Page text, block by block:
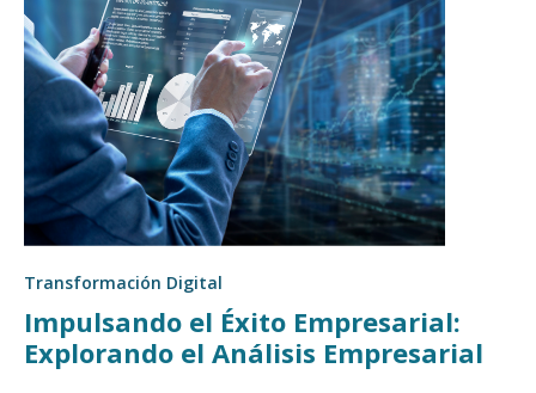
Transformación Digital
Impulsando el Éxito Empresarial:
Explorando el Análisis Empresarial